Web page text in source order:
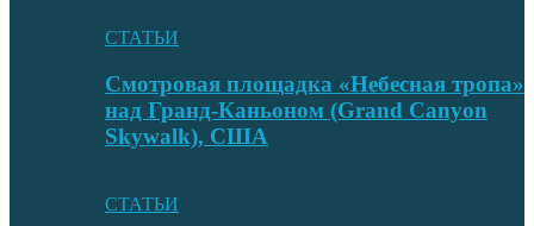
СТАТЬИ
Смотровая площадка «Небесная тропа»
над Гранд-Каньоном (Grand Canyon
Skywalk), США
СТАТЬИ